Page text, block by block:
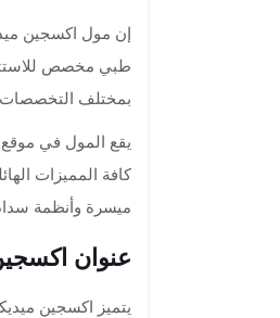
إن مول اكسجين
طبي مخصص
بمختلف
يقع المول في
كافة المميزات
ميسرة وأنظمة
عنوان
يتميز اكسجين